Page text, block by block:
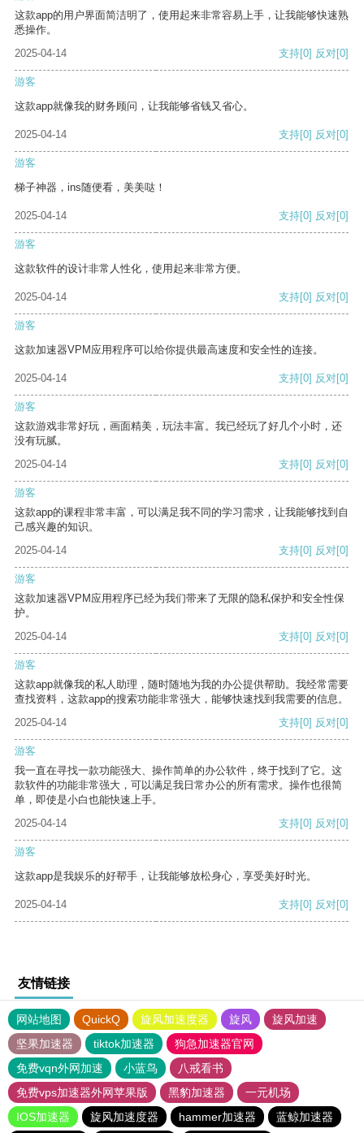
这款app的用户界面简洁明了，使用起来非常容易上手，让我能够快速熟
悉操作。
2025-04-14
支持[0] 反对[0]
游客
这款app就像我的财务顾问，让我能够省钱又省心。
2025-04-14 支持[0] 反对[0]
游客
梯子神器，ins随便看，美美哒！
2025-04-14 支持[0] 反对[0]
游客
这款软件的设计非常人性化，使用起来非常方便。
2025-04-14 支持[0] 反对[0]
游客
这款加速器VPM应用程序可以给你提供最高速度和安全性的连接。
2025-04-14 支持[0] 反对[0]
游客
这款游戏非常好玩，画面精美，玩法丰富。我已经玩了好几个小时，还
没有玩腻。
2025-04-14
支持[0] 反对[0]
游客
这款app的课程非常丰富，可以满足我不同的学习需求，让我能够找到自
己感兴趣的知识。
2025-04-14
支持[0] 反对[0]
游客
这款加速器VPM应用程序已经为我们带来了无限的隐私保护和安全性保
护。
2025-04-14
支持[0] 反对[0]
游客
这款app就像我的私人助理，随时随地为我的办公提供帮助。我经常需要
查找资料，这款app的搜索功能非常强大，能够快速找到我需要的信息。
2025-04-14
支持[0] 反对[0]
游客
我一直在寻找一款功能强大、操作简单的办公软件，终于找到了它。这
款软件的功能非常强大，可以满足我日常办公的所有需求。操作也很简
单，即使是小白也能快速上手。
2025-04-14
支持[0] 反对[0]
游客
这款app是我娱乐的好帮手，让我能够放松身心，享受美好时光。
2025-04-14 支持[0] 反对[0]
友情链接
网站地图 QuickQ 旋风加速度器 旋风
旋风加速
坚果加速器
tiktok加速器
狗急加速器官网
免费vqn外网加速
小蓝鸟
八戒看书
免费vps加速器外网苹果版
黑豹加速器
一元机场
IOS加速器
旋风加速度器 hammer加速器 蓝鲸加速器